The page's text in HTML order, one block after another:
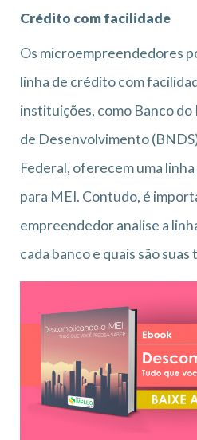
Crédito com facilidade
Os microempreendedores
linha de crédito com
instituições, como Banco do
de Desenvolvimento
Federal, oferecem uma
para MEI. Contudo, é
empreendedor analise a
cada banco e quais são suas